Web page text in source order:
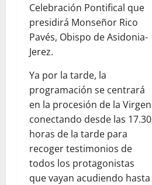
Celebración Pontifical que
presidirá Monseñor Rico
Pavés, Obispo de Asidonia-
Jerez.
Ya por la tarde, la
programación se centrará
en la procesión de la Virgen
conectando desde las 17.30
horas de la tarde para
recoger testimonios de
todos los protagonistas
que vayan acudiendo hasta